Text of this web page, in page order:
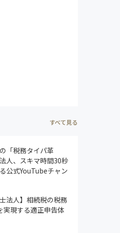
すべて見る
「税務タイパ革
人、スキマ時間30秒
公式YouTubeチャン
法人】相続税の税務
実現する適正申告体